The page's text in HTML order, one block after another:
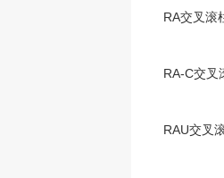
RA交叉滚
RA-C交叉
RAU交叉